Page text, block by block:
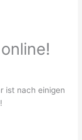
ist nach einigen